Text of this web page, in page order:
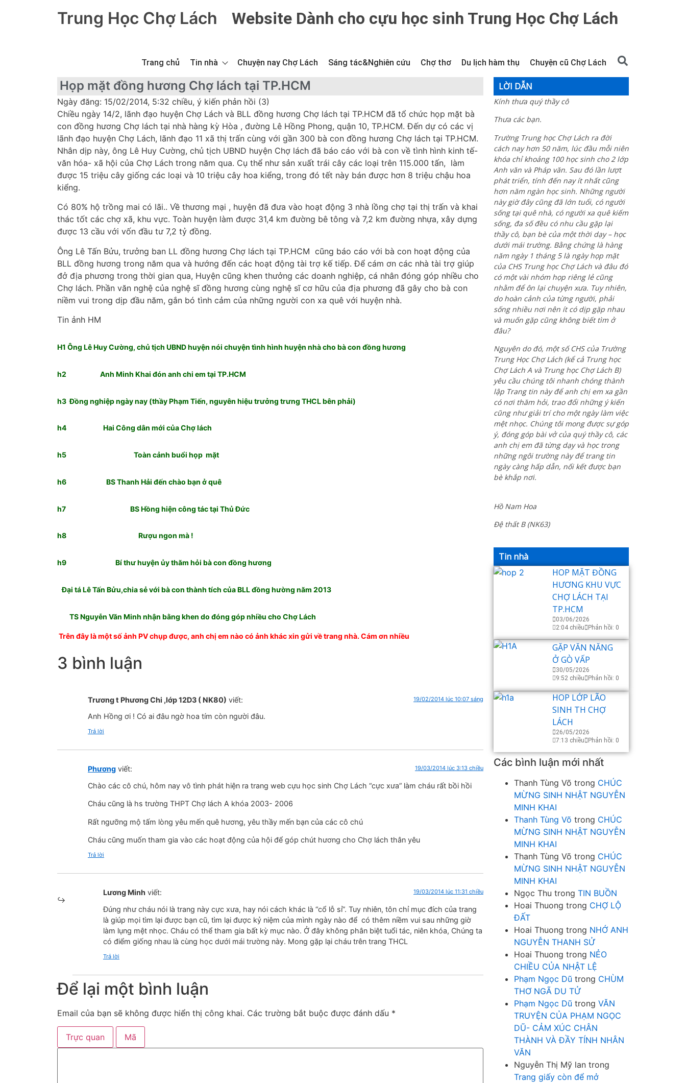
Trung Học Chợ Lách Website Dành cho cựu học sinh Trung Học Chợ Lách
Trang chủ Tin nhà Chuyện nay Chợ Lách Sáng tác&Nghiên cứu Chợ thơ Du lịch hàm thụ Chuyện cũ Chợ Lách
Họp mặt đồng hương Chợ lách tại TP.HCM
Ngày đăng: 15/02/2014, 5:32 chiều, ý kiến phản hồi (3)
Chiều ngày 14/2, lãnh đạo huyện Chợ Lách và BLL đồng hương Chợ lách tại TP.HCM đã tổ chức họp mặt bà
con đồng hương Chợ lách tại nhà hàng kỳ Hòa , đường Lê Hồng Phong, quận 10, TP.HCM. Đến dự có các vị
lãnh đạo huyện Chợ Lách, lãnh đạo 11 xã thị trấn cùng với gần 300 bà con đồng hương Chợ lách tại TP.HCM.
Nhân dịp này, ông Lê Huy Cường, chủ tịch UBND huyện Chợ lách đã báo cáo với bà con về tình hình kinh tế-
văn hóa- xã hội của Chợ Lách trong năm qua. Cụ thể như sản xuất trái cây các loại trên 115.000 tấn, làm
được 15 triệu cây giống các loại và 10 triệu cây hoa kiểng, trong đó tết này bán được hơn 8 triệu chậu hoa
kiểng.
Có 80% hộ trồng mai có lãi.. Về thương mại , huyện đã đưa vào hoạt động 3 nhà lồng chợ tại thị trấn và khai
thác tốt các chợ xã, khu vực. Toàn huyện làm được 31,4 km đường bê tông và 7,2 km đường nhựa, xây dựng
được 13 cầu với vốn đầu tư 7,2 tỷ đồng.
Ông Lê Tấn Bửu, trưởng ban LL đồng hương Chợ lách tại TP.HCM cũng báo cáo với bà con hoạt động của
BLL đồng hương trong năm qua và hướng đến các hoạt động tài trợ kế tiếp. Để cám ơn các nhà tài trợ giúp
đở địa phương trong thời gian qua, Huyện cũng khen thưởng các doanh nghiệp, cá nhân đóng góp nhiều cho
Chợ lách. Phần văn nghệ của nghệ sĩ đồng hương cùng nghệ sĩ cơ hữu của địa phương đã gây cho bà con
niềm vui trong dịp đầu năm, gắn bó tình cảm của những người con xa quê với huyện nhà.
Tin ảnh HM
H1 Ông Lê Huy Cường, chủ tịch UBND huyện nói chuyện tình hình huyện nhà cho bà con đồng hương
h2 Anh Minh Khai đón anh chi em tại TP.HCM
h3 Đồng nghiệp ngày nay (thầy Phạm Tiến, nguyên hiệu trưởng trưng THCL bên phải)
h4 Hai Công dân mới của Chợ lách
h5 Toàn cảnh buổi họp mặt
h6 BS Thanh Hải đến chào bạn ở quê
h7 BS Hồng hiện công tác tại Thủ Đức
h8 Rượu ngon mà !
h9 Bí thư huyện ủy thăm hỏi bà con đồng hương
Đại tá Lê Tấn Bửu,chia sẻ với bà con thành tích của BLL đồng hường năm 2013
TS Nguyễn Văn Minh nhận bằng khen do đóng góp nhiều cho Chợ Lách
Trên đây là một số ảnh PV chụp được, anh chị em nào có ảnh khác xin gửi về trang nhà. Cám ơn nhiều
3 bình luận
Trương t Phương Chi ,lớp 12D3 ( NK80) viết: 19/02/2014 lúc 10:07 sáng
Anh Hồng ơi ! Có ai đâu ngờ hoa tím còn người đâu.
Trả lời
Phương viết: 19/03/2014 lúc 3:13 chiều
Chào các cô chú, hôm nay vô tình phát hiện ra trang web cựu học sinh Chợ Lách “cực xưa” làm cháu rất bồi hồi
Cháu cũng là hs trường THPT Chợ lách A khóa 2003- 2006
Rất ngưỡng mộ tấm lòng yêu mến quê hương, yêu thầy mến bạn của các cô chú
Cháu cũng muốn tham gia vào các hoạt động của hội để góp chút hương cho Chợ lách thân yêu
Trả lời
Lương Minh viết: 19/03/2014 lúc 11:31 chiều
Đúng như cháu nói là trang này cực xưa, hay nói cách khác là “cổ lỗ sỉ”. Tuy nhiên, tôn chỉ mục đích của trang
là giúp mọi tìm lại được bạn cũ, tìm lại được kỷ niệm của mình ngày nào để có thêm niềm vui sau những giờ
làm lụng mệt nhọc. Cháu có thể tham gia bất kỳ mục nào. Ở đây không phân biệt tuổi tác, niên khóa, Chúng ta
có điểm giống nhau là cùng học dưới mái trường này. Mong gặp lại cháu trên trang THCL
Trả lời
Để lại một bình luận
Email của bạn sẽ không được hiển thị công khai. Các trường bắt buộc được đánh dấu *
Trực quan Mã
LỜI DẪN
Kính thưa quý thầy cô
Thưa các bạn.
Trường Trung học Chợ Lách ra đời
cách nay hơn 50 năm, lúc đầu mỗi niên
khóa chỉ khoảng 100 học sinh cho 2 lớp
Anh văn và Pháp văn. Sau đó lần lượt
phát triển, tính đến nay ít nhất cũng
hơn năm ngàn học sinh. Những người
này giờ đây cũng đã lớn tuổi, có người
sống tại quê nhà, có người xa quê kiếm
sống, đa số đều có nhu cầu gặp lại
thầy cô, bạn bè của một thời dạy – học
dưới mái trường. Bằng chứng là hàng
năm ngày 1 tháng 5 là ngày họp mặt
của CHS Trung học Chợ Lách và đâu đó
có một vài nhóm họp riêng lẻ cũng
nhằm để ôn lại chuyện xưa. Tuy nhiên,
do hoàn cảnh của từng người, phải
sống nhiều nơi nên ít có dịp gặp nhau
và muốn gặp cũng không biết tìm ở
đâu?
Nguyên do đó, một số CHS của Trường
Trung Học Chợ Lách (kể cả Trung học
Chợ Lách A và Trung học Chợ Lách B)
yêu cầu chúng tôi nhanh chóng thành
lập Trang tin này để anh chị em xa gần
có nơi thăm hỏi, trao đổi những ý kiến
cũng như giải trí cho một ngày làm việc
mệt nhọc. Chúng tôi mong được sự góp
ý, đóng góp bài vở của quý thầy cô, các
anh chị em đã từng dạy và học trong
những ngôi trường này để trang tin
ngày càng hấp dẫn, nối kết được bạn
bè khắp nơi.
Hồ Nam Hoa
Đệ thất B (NK63)
Tin nhà
HOP MẶT ĐỒNG
HƯƠNG KHU VỰC
CHỢ LÁCH TẠI
TP.HCM
03/06/2026
2:04 chiều
Phản hồi: 0
GẶP VĂN NĂNG
Ở GÒ VẤP
30/05/2026
9:52 chiều
Phản hồi: 0
HOP LỚP LÃO
SINH TH CHỢ
LÁCH
26/05/2026
7:13 chiều
Phản hồi: 0
Các bình luận mới nhất
Thanh Tùng Võ trong CHÚC
MỪNG SINH NHẬT NGUYỄN
MINH KHAI
Thanh Tùng Võ trong CHÚC
MỪNG SINH NHẬT NGUYỄN
MINH KHAI
Thanh Tùng Võ trong CHÚC
MỪNG SINH NHẬT NGUYỄN
MINH KHAI
Ngọc Thu trong TIN BUỒN
Hoai Thuong trong CHỢ LỘ
ĐẤT
Hoai Thuong trong NHỚ ANH
NGUYỄN THANH SỬ
Hoai Thuong trong NẺO
CHIỀU CỦA NHẬT LỆ
Phạm Ngọc Dũ trong CHÙM
THƠ NGÃ DU TỬ
Phạm Ngọc Dũ trong VĂN
TRUYỆN CỦA PHẠM NGỌC
DŨ- CẢM XÚC CHÂN
THÀNH VÀ ĐẦY TÍNH NHÂN
VĂN
Nguyễn Thị Mỹ lan trong
Trang giấy còn để mở